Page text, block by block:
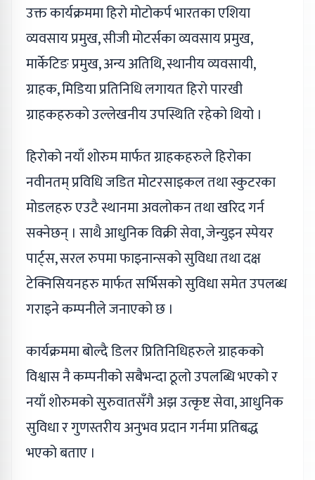
उक्त कार्यक्रममा हिरो मोटोकर्प भारतका एशिया
व्यवसाय प्रमुख, सीजी मोटर्सका व्यवसाय प्रमुख,
मार्केटिङ प्रमुख, अन्य अतिथि, स्थानीय व्यवसायी,
ग्राहक, मिडिया प्रतिनिधि लगायत हिरो पारखी
ग्राहकहरुको उल्लेखनीय उपस्थिति रहेको थियो ।
हिरोको नयाँ शोरुम मार्फत ग्राहकहरुले हिरोका
नवीनतम् प्रविधि जडित मोटरसाइकल तथा स्कुटरका
मोडलहरु एउटै स्थानमा अवलोकन तथा खरिद गर्न
सक्नेछन् । साथै आधुनिक विक्री सेवा, जेन्युइन स्पेयर
पार्ट्स, सरल रुपमा फाइनान्सको सुविधा तथा दक्ष
टेक्निसियनहरु मार्फत सर्भिसको सुविधा समेत उपलब्ध
गराइने कम्पनीले जनाएको छ ।
कार्यक्रममा बोल्दै डिलर प्रितिनिधिहरुले ग्राहकको
विश्वास नै कम्पनीको सबैभन्दा ठूलो उपलब्धि भएको र
नयाँ शोरुमको सुरुवातसँगै अझ उत्कृष्ट सेवा, आधुनिक
सुविधा र गुणस्तरीय अनुभव प्रदान गर्नमा प्रतिबद्ध
भएको बताए ।